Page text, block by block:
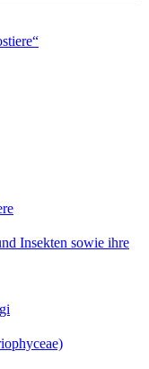
Insekten sowie ihre